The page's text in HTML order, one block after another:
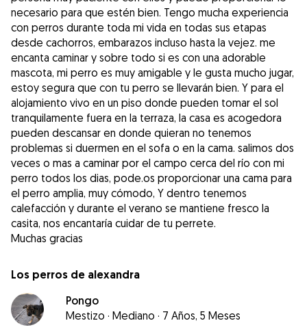
necesario para que estén bien. Tengo mucha experiencia
con perros durante toda mi vida en todas sus etapas
desde cachorros, embarazos incluso hasta la vejez. me
encanta caminar y sobre todo si es con una adorable
mascota, mi perro es muy amigable y le gusta mucho jugar,
estoy segura que con tu perro se llevarán bien. Y para el
alojamiento vivo en un piso donde pueden tomar el sol
tranquilamente fuera en la terraza, la casa es acogedora
pueden descansar en donde quieran no tenemos
problemas si duermen en el sofa o en la cama. salimos dos
veces o mas a caminar por el campo cerca del río con mi
perro todos los dias, pode.os proporcionar una cama para
el perro amplia, muy cómodo, Y dentro tenemos
calefacción y durante el verano se mantiene fresco la
casita, nos encantaría cuidar de tu perrete.
Muchas gracias
Los perros de alexandra
Pongo
Mestizo · Mediano · 7 Años, 5 Meses